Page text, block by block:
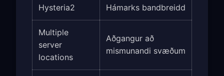
Hysteria2 Hámarks bandbreidd
Multiple
server
locations
Aðgangur að
mismunandi svæðum